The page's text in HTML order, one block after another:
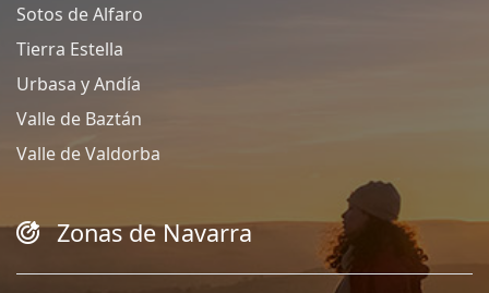
Sotos de Alfaro
Tierra Estella
Urbasa y Andía
Valle de Baztán
Valle de Valdorba
Zonas de Navarra